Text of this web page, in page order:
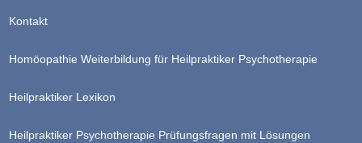
Kontakt
Homöopathie Weiterbildung für Heilpraktiker Psychotherapie
Heilpraktiker Lexikon
Heilpraktiker Psychotherapie Prüfungsfragen mit Lösungen